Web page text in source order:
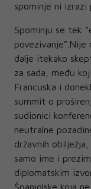
spominje ni izrazi
Spominju se tek
dalje itekako
za sada, među
Francuska i
summit o
sudionici
neutralne
državnih
samo ime i
diplomatskim
Španjolske koja